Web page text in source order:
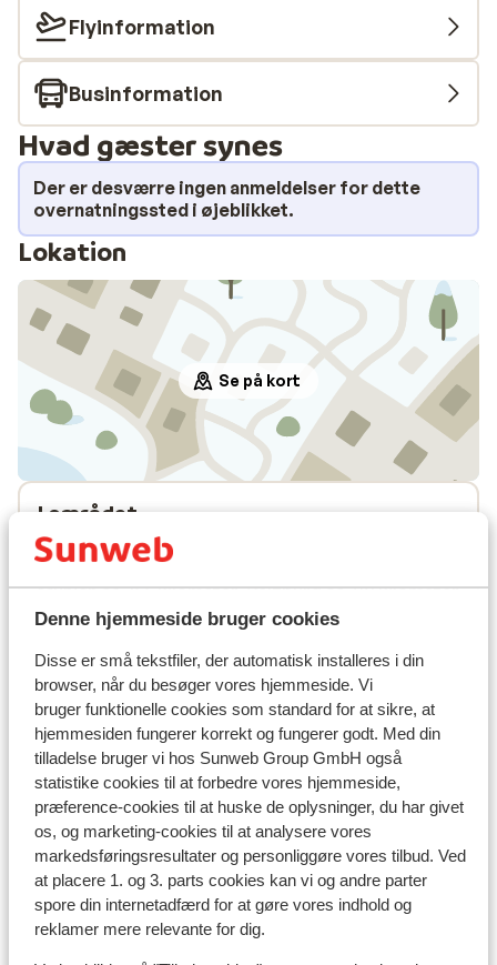
Denne hjemmeside bruger cookies
Disse er små tekstfiler, der automatisk installeres i din
browser, når du besøger vores hjemmeside. Vi
bruger funktionelle cookies som standard for at sikre, at
hjemmesiden fungerer korrekt og fungerer godt. Med din
tilladelse bruger vi hos Sunweb Group GmbH også
statistike cookies til at forbedre vores hjemmeside,
præference-cookies til at huske de oplysninger, du har givet
os, og marketing-cookies til at analysere vores
markedsføringsresultater og personliggøre vores tilbud. Ved
at placere 1. og 3. parts cookies kan vi og andre parter
spore din internetadfærd for at gøre vores indhold og
reklamer mere relevante for dig.
Flyinformation
Businformation
Hvad gæster synes
Der er desværre ingen anmeldelser for dette
overnatningssted i øjeblikket.
Lokation
Se på kort
I området
I udkanten af centrum
Afstand til lufthavn innsbruck: ca. 81,7 kilometer:
Münich ca. 155 kilometer, Salzburg ca. 88 kilometer
Afstand til togstation westendorf: ca. 1,5
Afstand til busstoppested ca. 210 meter
Afstand til busstoppested til skilift ca. 35 meter
Afstand til skilift alpenrosenbahn: ca. 500 meter:
schneeberglift: ca. 0,2 kilometer
Afstand til nærmeste kiosk ca. 220 meter
Nærmeste restaurant ca. 35 meter
Liftkort/skileje/undervisning
Liftkort